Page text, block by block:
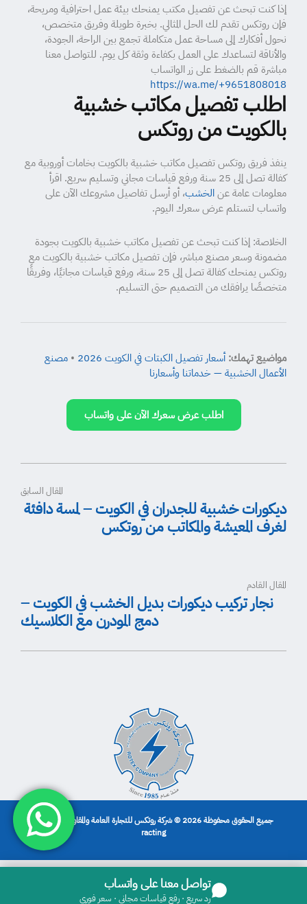
إذا كنت تبحث عن تفصيل مكتب يمنحك بيئة عمل احترافية ومريحة،
فإن روتكس تقدم لك الحل المثالي. بخبرة طويلة وفريق متخصص،
نحول أفكارك إلى مساحة عمل متكاملة تجمع بين الراحة، الجودة،
والأناقة لتساعدك على العمل بكفاءة وثقة كل يوم. للتواصل معنا
مباشرة قم بالضغط على زر الواتساب
https://wa.me/+9651808018
اطلب تفصيل مكاتب خشبية
بالكويت من روتكس
ينفذ فريق روتكس تفصيل مكاتب خشبية بالكويت بخامات أوروبية مع
كفالة تصل إلى 25 سنة ورفع قياسات مجاني وتسليم سريع. اقرأ
معلومات عامة عنالخشب، أو أرسل تفاصيل مشروعك الآن على
واتساب لتستلم عرض سعرك اليوم.
الخلاصة: إذا كنت تبحث عن تفصيل مكاتب خشبية بالكويت بجودة
مضمونة وسعر مصنع مباشر، فإن تفصيل مكاتب خشبية بالكويت مع
روتكس يمنحك كفالة تصل إلى 25 سنة، ورفع قياسات مجانيًا، وفريقًا
متخصصًا يرافقك من التصميم حتى التسليم.
مواضيع تهمك: أسعار تفصيل الكبتات في الكويت 2026 • مصنع
الأعمال الخشبية — خدماتنا وأسعارنا
اطلب عرض سعرك الآن على واتساب
المقال السابق
ديكورات خشبية للجدران في الكويت – لمسة دافئة
لغرف المعيشة والمكاتب من روتكس
المقال القادم
نجار تركيب ديكورات بديل الخشب في الكويت –
دمج المودرن مع الكلاسيك
جميع الحقوق محفوظة 2026 © شركة روتكس للتجارة العامة والمقاولات | تصميم
racting
تواصل معنا على واتساب
رد سريع · رفع قياسات مجاني · سعر فوري